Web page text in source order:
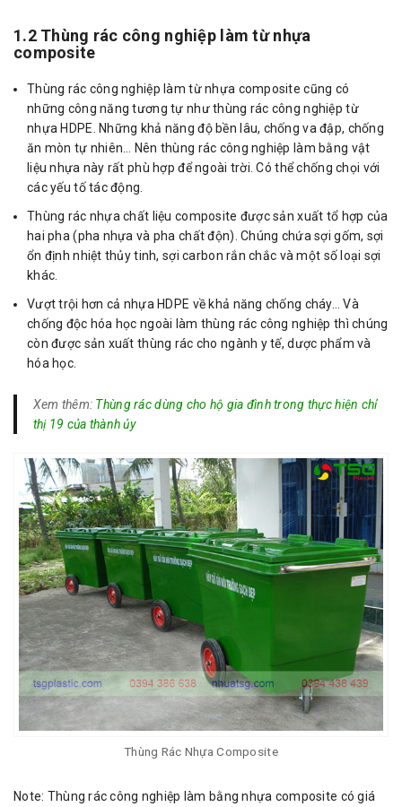
1.2 Thùng rác công nghiệp làm từ nhựa
composite
Thùng rác công nghiệp làm từ nhựa composite cũng có
những công năng tương tự như thùng rác công nghiệp từ
nhựa HDPE. Những khả năng độ bền lâu, chống va đập, chống
ăn mòn tự nhiên… Nên thùng rác công nghiệp làm bằng vật
liệu nhựa này rất phù hợp để ngoài trời. Có thể chống chọi với
các yếu tố tác động.
Thùng rác nhựa chất liệu composite được sản xuất tổ hợp của
hai pha (pha nhựa và pha chất độn). Chúng chứa sợi gốm, sợi
ổn định nhiệt thủy tinh, sợi carbon rắn chắc và một số loại sợi
khác.
Vượt trội hơn cả nhựa HDPE về khả năng chống cháy… Và
chống độc hóa học ngoài làm thùng rác công nghiệp thì chúng
còn được sản xuất thùng rác cho ngành y tế, dược phẩm và
hóa học.
Xem thêm: Thùng rác dùng cho hộ gia đình trong thực hiện chỉ
thị 19 của thành ủy
Thùng Rác Nhựa Composite
Note: Thùng rác công nghiệp làm bằng nhựa composite có giá